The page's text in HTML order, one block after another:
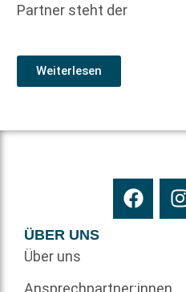
Partner steht der
Weiterlesen
ÜBER UNS
Über uns
Ansprechpartner:innen